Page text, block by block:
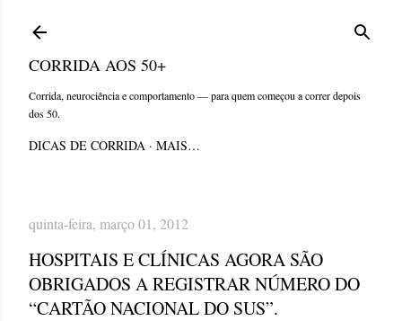
CORRIDA AOS 50+
Corrida, neurociência e comportamento — para quem começou a correr depois
dos 50.
DICAS DE CORRIDA MAIS…
quinta-feira, março 01, 2012
HOSPITAIS E CLÍNICAS AGORA SÃO
OBRIGADOS A REGISTRAR NÚMERO DO
“CARTÃO NACIONAL DO SUS”.